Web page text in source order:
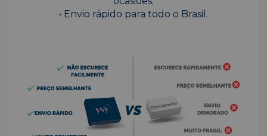
• Envio rápido para todo o Brasil.